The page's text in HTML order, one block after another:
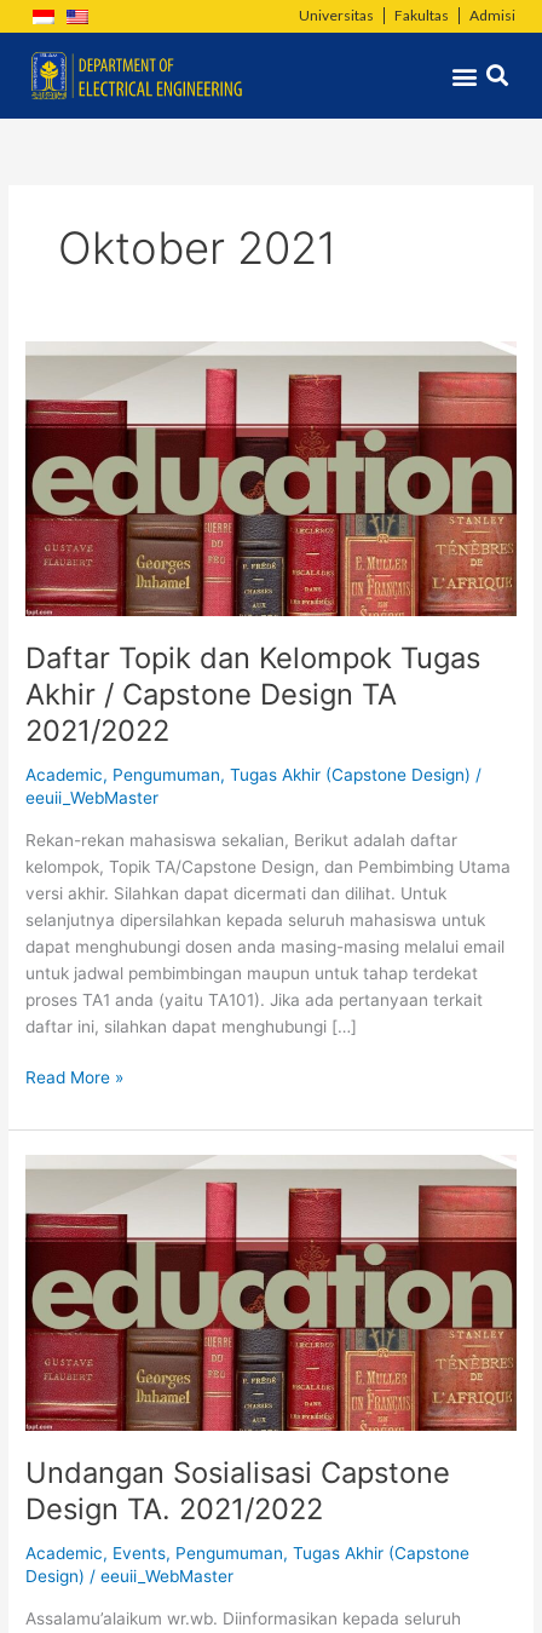
Lewati
ke
konten
Universitas Fakultas Admisi
Menu
Oktober 2021
Daftar Topik dan Kelompok Tugas
Akhir / Capstone Design TA
2021/2022
Academic, Pengumuman,Tugas Akhir (Capstone Design) /
eeuii_WebMaster
Rekan-rekan mahasiswa sekalian, Berikut adalah daftar
kelompok, Topik TA/Capstone Design, dan Pembimbing Utama
versi akhir. Silahkan dapat dicermati dan dilihat. Untuk
selanjutnya dipersilahkan kepada seluruh mahasiswa untuk
dapat menghubungi dosen anda masing-masing melalui email
untuk jadwal pembimbingan maupun untuk tahap terdekat
proses TA1 anda (yaitu TA101). Jika ada pertanyaan terkait
daftar ini, silahkan dapat menghubungi […]
Daftar
dan
Kelompok
Tugas
Akhir
/
Capstone
Design
TA
2021/2022
Read More »
Undangan Sosialisasi Capstone
Design TA. 2021/2022
Academic, Events, Pengumuman,Tugas Akhir (Capstone
Design) /eeuii_WebMaster
Assalamu’alaikum wr.wb. Diinformasikan kepada seluruh
Undangan
Capstone
Design
TA.
2021/2022